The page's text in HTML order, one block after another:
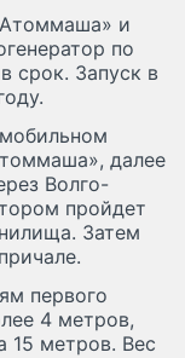
и
по
срок. Запуск в
далее
Волго-
пройдет
Затем
первого
4 метров,
15 метров. Вес